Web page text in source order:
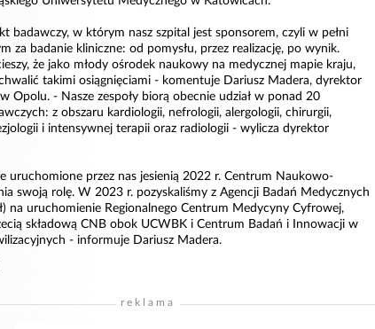
badawczy, w którym nasz szpital jest sponsorem, czyli w pełni
za badanie kliniczne: od pomysłu, przez realizację, po wynik.
że jako młody ośrodek naukowy na medycznej mapie kraju,
takimi osiągnięciami - komentuje Dariusz Madera, dyrektor
Opolu. - Nasze zespoły biorą obecnie udział w ponad 20
z obszaru kardiologii, nefrologii, alergologii, chirurgii,
i intensywnej terapii oraz radiologii - wylicza dyrektor
uruchomione przez nas jesienią 2022 r. Centrum Naukowo-
swoją rolę. W 2023 r. pozyskaliśmy z Agencji Badań Medycznych
na uruchomienie Regionalnego Centrum Medycyny Cyfrowej,
składową CNB obok UCWBK i Centrum Badań i Innowacji w
- informuje Dariusz Madera.
reklama